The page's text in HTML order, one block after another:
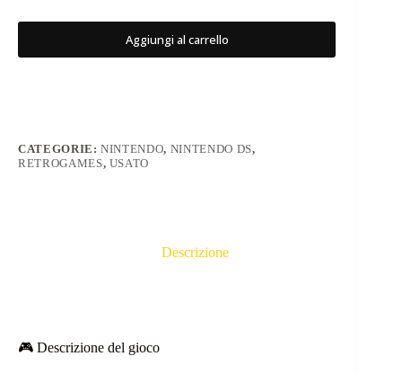
Aggiungi al carrello
CATEGORIE:NINTENDO, NINTENDO DS,
RETROGAMES, USATO
Descrizione
🎮 Descrizione del gioco